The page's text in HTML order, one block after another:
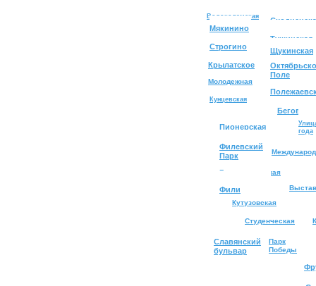
Багратионовская
Беговая
Волоколамская
Крылатское
Кунцевская
Кутузовская
Молодежная
Мякинино
Поле
Парк
Победы
Пионерская
Славянский
бульвар
Строгино
Студенческая
Тушинская
года
Филевский
Парк
Фили
Щукинская